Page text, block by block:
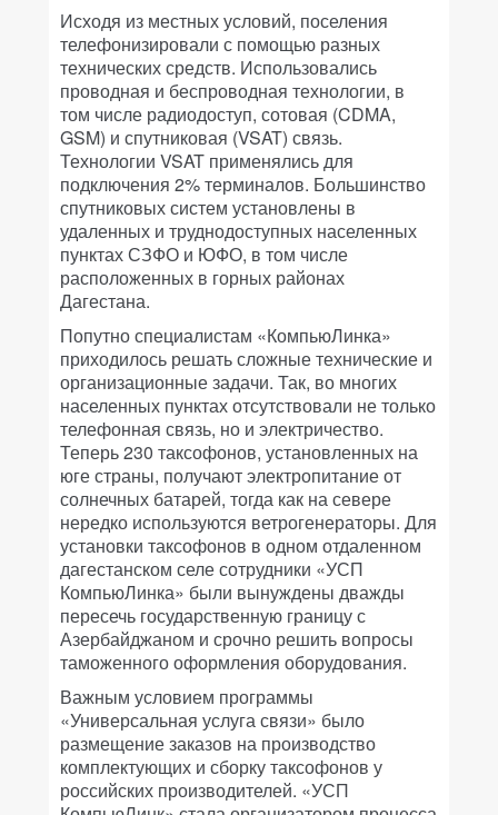
Исходя из местных условий, поселения
телефонизировали с помощью разных
технических средств. Использовались
проводная и беспроводная технологии, в
том числе радиодоступ, сотовая (CDMA,
GSM) и спутниковая (VSAT) связь.
Технологии VSAT применялись для
подключения 2% терминалов. Большинство
спутниковых систем установлены в
удаленных и труднодоступных населенных
пунктах СЗФО и ЮФО, в том числе
расположенных в горных районах
Дагестана.
Попутно специалистам «КомпьюЛинка»
приходилось решать сложные технические и
организационные задачи. Так, во многих
населенных пунктах отсутствовали не только
телефонная связь, но и электричество.
Теперь 230 таксофонов, установленных на
юге страны, получают электропитание от
солнечных батарей, тогда как на севере
нередко используются ветрогенераторы. Для
установки таксофонов в одном отдаленном
дагестанском селе сотрудники «УСП
КомпьюЛинка» были вынуждены дважды
пересечь государственную границу с
Азербайджаном и срочно решить вопросы
таможенного оформления оборудования.
Важным условием программы
«Универсальная услуга связи» было
размещение заказов на производство
комплектующих и сборку таксофонов у
российских производителей. «УСП